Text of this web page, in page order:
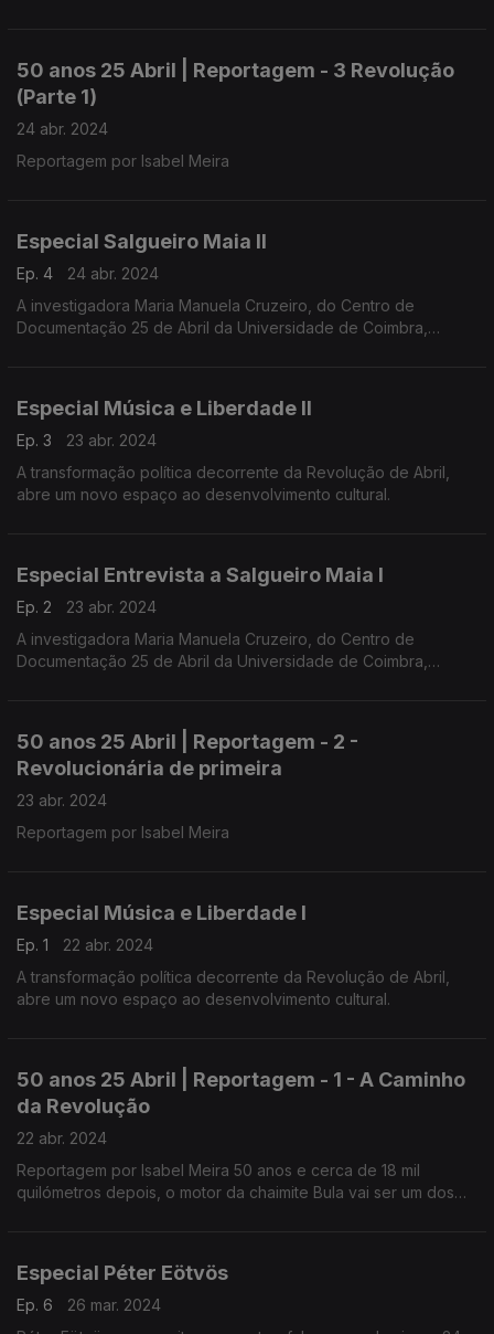
50 anos 25 Abril | Reportagem - 3 Revolução
(Parte 1)
24 abr. 2024
Reportagem por Isabel Meira
Especial Salgueiro Maia II
Ep. 4
24 abr. 2024
A investigadora Maria Manuela Cruzeiro, do Centro de
Documentação 25 de Abril da Universidade de Coimbra,
Especial Música e Liberdade II
Ep. 3
23 abr. 2024
A transformação política decorrente da Revolução de Abril,
abre um novo espaço ao desenvolvimento cultural.
Especial Entrevista a Salgueiro Maia I
Ep. 2
23 abr. 2024
A investigadora Maria Manuela Cruzeiro, do Centro de
Documentação 25 de Abril da Universidade de Coimbra,
50 anos 25 Abril | Reportagem - 2 -
Revolucionária de primeira
23 abr. 2024
Reportagem por Isabel Meira
Especial Música e Liberdade I
Ep. 1
22 abr. 2024
A transformação política decorrente da Revolução de Abril,
abre um novo espaço ao desenvolvimento cultural.
50 anos 25 Abril | Reportagem - 1 - A Caminho
da Revolução
22 abr. 2024
Reportagem por Isabel Meira 50 anos e cerca de 18 mil
quilómetros depois, o motor da chaimite Bula vai ser um dos
Especial Péter Eötvös
Ep. 6
26 mar. 2024